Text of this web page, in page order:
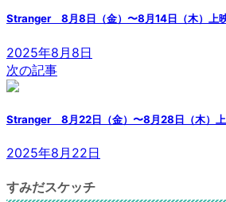
Stranger 8月8日（金）〜8月14日（木）上
2025年8月8日
次の記事
Stranger 8月22日（金）〜8月28日（木）上
2025年8月22日
すみだスケッチ